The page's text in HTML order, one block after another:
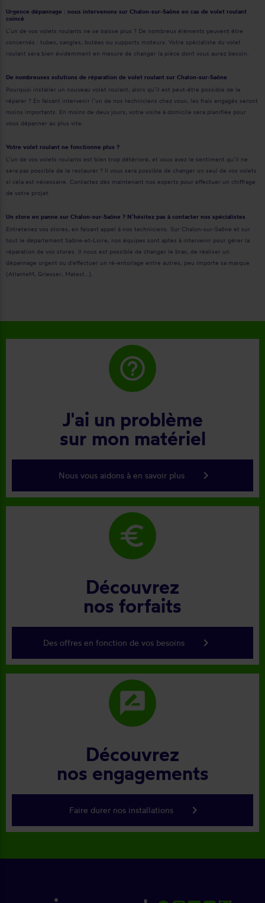
Urgence dépannage : nous intervenons sur Chalon-sur-Saône en cas de volet roulant
coincé
L’un de vos volets roulants ne se baisse plus ? De nombreux éléments peuvent être
concernés : tubes, sangles, butées ou supports moteurs. Votre spécialiste du volet
roulant sera bien évidemment en mesure de changer la pièce dont vous aurez besoin.
De nombreuses solutions de réparation de volet roulant sur Chalon-sur-Saône
Pourquoi installer un nouveau volet roulant, alors qu’il est peut-être possible de le
réparer ? En faisant intervenir l’un de nos techniciens chez vous, les frais engagés seront
moins importants. En moins de deux jours, votre visite à domicile sera planifiée pour
vous dépanner au plus vite.
Votre volet roulant ne fonctionne plus ?
L’un de vos volets roulants est bien trop détérioré, et vous avez le sentiment qu’il ne
sera pas possible de le restaurer ? Il vous sera possible de changer un seul de vos volets
si cela est nécessaire. Contactez dès maintenant nos experts pour effectuer un chiffrage
de votre projet.
Un store en panne sur Chalon-sur-Saône ? N’hésitez pas à contacter nos spécialistes
Entretenez vos stores, en faisant appel à nos techniciens. Sur Chalon-sur-Saône et sur
tout le département Saône-et-Loire, nos équipes sont aptes à intervenir pour gérer la
réparation de vos stores. Il nous est possible de changer le bras, de réaliser un
dépannage urgent ou d'effectuer un ré-entoilage entre autres, peu importe sa marque
(AtlanteM, Griesser, Matest…).
help_outline
J'ai un problème
sur mon matériel
Nous vous aidons à en savoir plus keyboard_arrow_right
euro
Découvrez
nos forfaits
Des offres en fonction de vos besoins keyboard_arrow_right
rate_review
Découvrez
nos engagements
Faire durer nos installations keyboard_arrow_right